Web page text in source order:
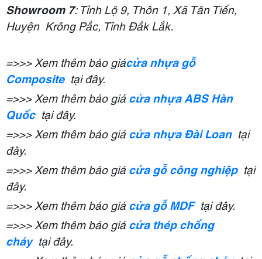
Showroom 7: Tỉnh Lộ 9, Thôn 1, Xã Tân Tiến,
Huyện Krông Pắc, Tỉnh Đắk Lắk.
=>>> Xem thêm báo giácửa nhựa gỗ
Composite tại đây.
=>>> Xem thêm báo giá cửa nhựa ABS Hàn
Quốctại đây.
=>>> Xem thêm báo giá cửa nhựa Đài Loan tại
đây.
=>>> Xem thêm báo giá cửa gỗ công nghiệptại
đây.
=>>> Xem thêm báo giá cửa gỗ MDF tại đây.
=>>> Xem thêm báo giá cửa thép chống
cháytại đây.